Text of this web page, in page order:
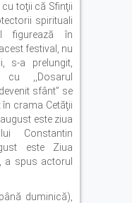
toţii că Sfinţii
spirituali
figurează în
festival, nu
s-a prelungit,
,,Dosarul
sfânt” se
crama Cetăţii
este ziua
Constantin
este Ziua
a spus actorul
duminică),